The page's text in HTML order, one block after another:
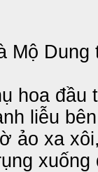
Mộ
hoa đầu
liễu
ảo xa